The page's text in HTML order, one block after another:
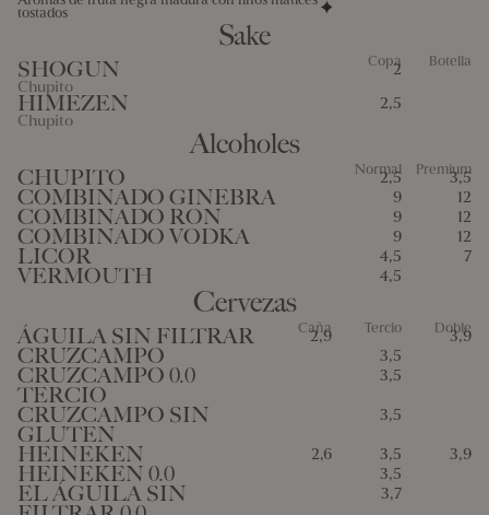
tostados
Sake
Copa Botella
SHOGUN
Chupito
2
HIMEZEN
Chupito
2,5
Alcoholes
Normal Premium
CHUPITO 2,5 3,5
COMBINADO GINEBRA 9 12
COMBINADO RON 9 12
COMBINADO VODKA 9 12
LICOR 4,5 7
VERMOUTH 4,5
Cervezas
Caña Tercio Doble
ÁGUILA SIN FILTRAR 2,9 3,9
CRUZCAMPO 3,5
CRUZCAMPO 0.0
TERCIO
3,5
CRUZCAMPO SIN
GLUTEN
3,5
HEINEKEN 2,6 3,5 3,9
HEINEKEN 0.0 3,5
EL ÁGUILA SIN 3,7